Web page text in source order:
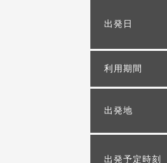
出発日
利用期間
出発地
出発予定時刻